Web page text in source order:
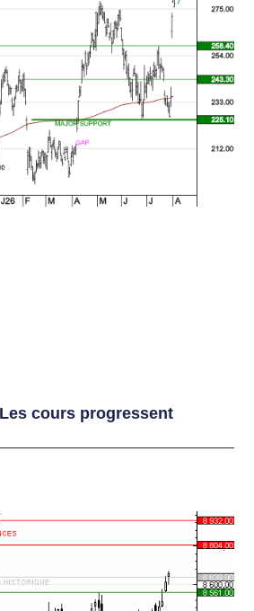
cours progressent